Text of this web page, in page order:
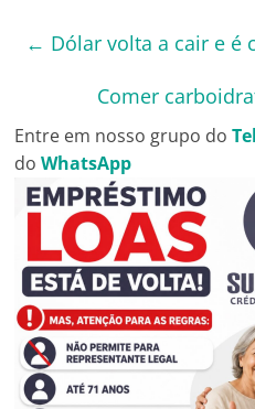
← Dólar volta a cair e é
Comer
Entre em nosso grupo do
doWhatsApp